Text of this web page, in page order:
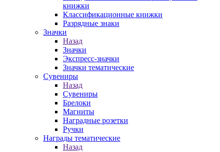
книжки
Классификационные книжки
Разрядные знаки
Значки
Назад
Значки
Экспресс-значки
Значки тематические
Сувениры
Назад
Сувениры
Брелоки
Магниты
Наградные розетки
Ручки
Награды тематические
Назад